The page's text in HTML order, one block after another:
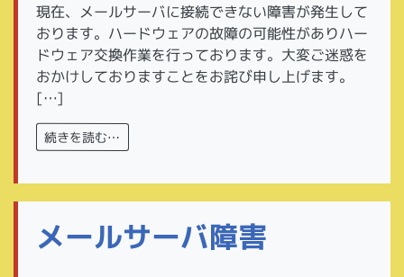
現在、メールサーバに接続できない障害が発生して
おります。ハードウェアの故障の可能性がありハー
ドウェア交換作業を行っております。大変ご迷惑を
おかけしておりますことをお詫び申し上げます。
[…]
続きを読む…
メールサーバ障害